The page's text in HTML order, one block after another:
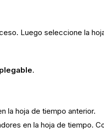
Luego seleccione la
.
la hoja de tiempo anterior.
en la hoja de tiempo.